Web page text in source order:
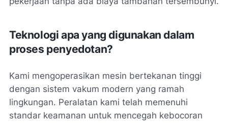
Teknologi apa yang digunakan dalam
proses penyedotan?
Kami mengoperasikan mesin bertekanan tinggi
dengan sistem vakum modern yang ramah
lingkungan. Peralatan kami telah memenuhi
standar keamanan untuk mencegah kebocoran